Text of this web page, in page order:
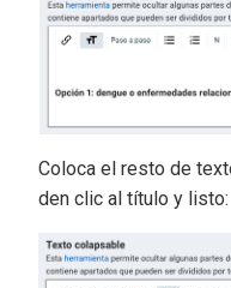
Coloca el resto de
den clic al título y listo: